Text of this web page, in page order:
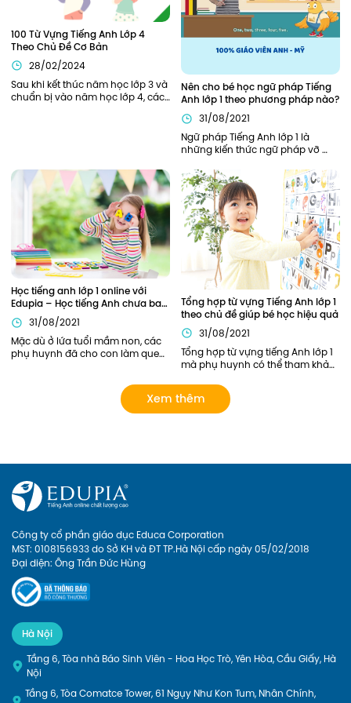
100 Từ Vựng Tiếng Anh Lớp 4
Theo Chủ Đề Cơ Bản
28/02/2024
Sau khi kết thúc năm học lớp 3 và
chuẩn bị vào năm học lớp 4, các
vựng tiếng Anh lớp 4 cũng đóng
vai trò quan trọng xuyên suốt
toàn bộ chương trình học tiếng
Anh lớp 4 của các bạn nhỏ.
Nên cho bé học ngữ pháp Tiếng
Anh lớp 1 theo phương pháp nào?
31/08/2021
Ngữ pháp Tiếng Anh lớp 1 là
những kiến thức ngữ pháp vỡ
chinh phục Tiếng Anh của bé. Vì
là nền tảng đầu tiên nên phần
kiến thức này cần được củng cố
chắc chắn. Vậy nên áp dụng
phương pháp nào để trẻ có thể
nắm chắc ngữ pháp Tiếng Anh
ngay từ khi học lớp 1?
Học tiếng anh lớp 1 online với
Edupia – Học tiếng Anh chưa bao
giờ thú vị đến thế!
31/08/2021
Mặc dù ở lứa tuổi mầm non, các
phụ huynh đã cho con làm quen
tuy nhiên chỉ dừng lại ở mức làm
quen mà chưa có lộ trình bài bản
rõ ràng. Giờ đây, phụ huynh có
cho con hứng thú với việc học
ngoại ngữ. Hãy xem Edupia sẽ
mang đến cho con những điều
thú vị gì nhé
Tổng hợp từ vựng Tiếng Anh lớp 1
theo chủ đề giúp bé học hiệu quả
31/08/2021
Tổng hợp từ vựng tiếng Anh lớp 1
mà phụ huynh có thể tham khảo.
chọn các khóa học của Edupia
để cập nhật cho con hệ thống từ
vựng đầy đủ và bài bản nhất!
Xem thêm
Công ty cổ phần giáo dục Educa Corporation
MST: 0108156933 do Sở KH và ĐT TP.Hà Nội cấp ngày 05/02/2018
Đại diện: Ông Trần Đức Hùng
Hà Nội
Tầng 6, Tòa nhà Báo Sinh Viên - Hoa Học Trò, Yên Hòa, Cầu Giấy, Hà
Nội
Tầng 6, Tòa Comatce Tower, 61 Ngụy Như Kon Tum, Nhân Chính,